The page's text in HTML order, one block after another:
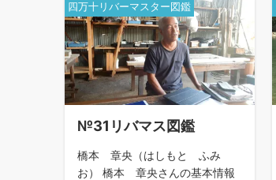
四万十リバーマスター図鑑
№31リバマス図鑑
橋本 章央（はしもと ふみ
お） 橋本 章央さんの基本情報